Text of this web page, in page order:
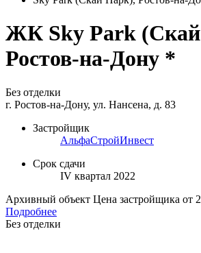
ЖК Sky Park
Ростов-на-Дону *
Без отделки
г. Ростов-на-Дону, ул. Нансена, д. 83
Застройщик
АльфаСтройИнвест
Срок сдачи
IV квартал 2022
Архивный объект Цена застройщика от
Подробнее
Без отделки